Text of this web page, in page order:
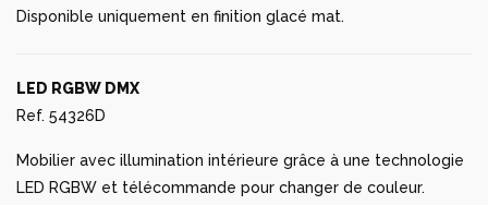
Disponible uniquement en finition glacé mat.
LED RGBW DMX
Ref. 54326D
Mobilier avec illumination intérieure grâce à une technologie
LED RGBW et télécommande pour changer de couleur.